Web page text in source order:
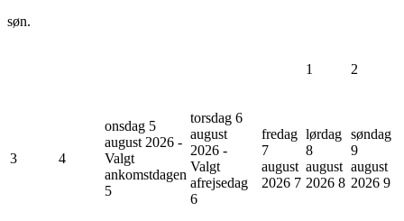
søn.
1 2
3 4
onsdag 5
august 2026 -
Valgt
ankomstdagen
5
torsdag 6
august
2026 -
Valgt
afrejsedag
6
fredag
7
august
2026 7
lørdag
8
august
2026 8
søndag
9
august
2026 9